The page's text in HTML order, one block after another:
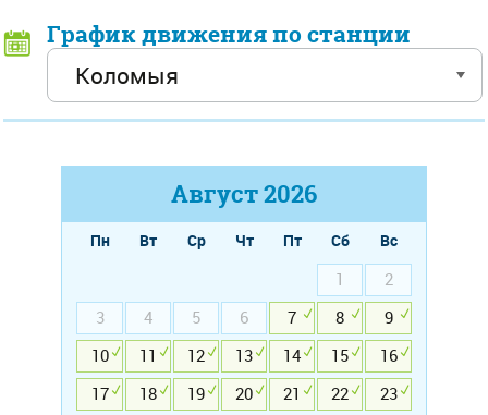
График движения по станции
Август2026
Пн Вт Ср Чт Пт Сб
Вс
1
2
3
4 5 6 7 8
9
10
11 12 13 14 15
16
17
18 19 20 21 22
23